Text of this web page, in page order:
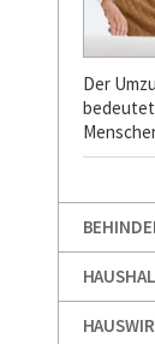
Der